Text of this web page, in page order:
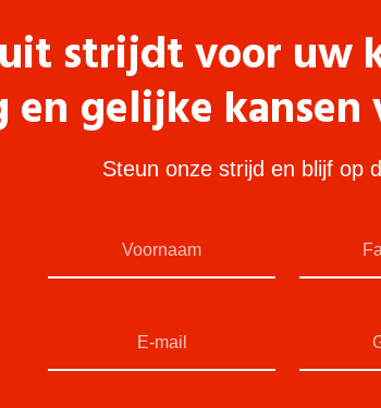
strijdt voor uw
en gelijke kansen
Steun onze strijd en blijf op